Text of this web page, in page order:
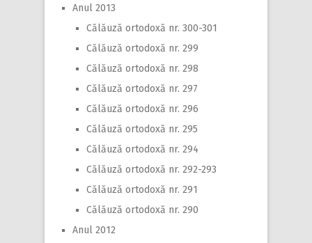
Anul 2013
Călăuză ortodoxă nr. 300-301
Călăuză ortodoxă nr. 299
Călăuză ortodoxă nr. 298
Călăuză ortodoxă nr. 297
Călăuză ortodoxă nr. 296
Călăuză ortodoxă nr. 295
Călăuză ortodoxă nr. 294
Călăuză ortodoxă nr. 292-293
Călăuză ortodoxă nr. 291
Călăuză ortodoxă nr. 290
Anul 2012